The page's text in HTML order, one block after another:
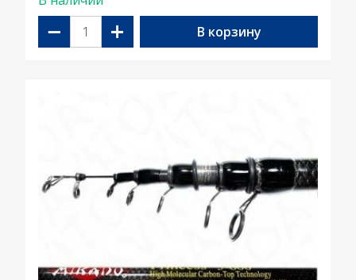
− + В корзину